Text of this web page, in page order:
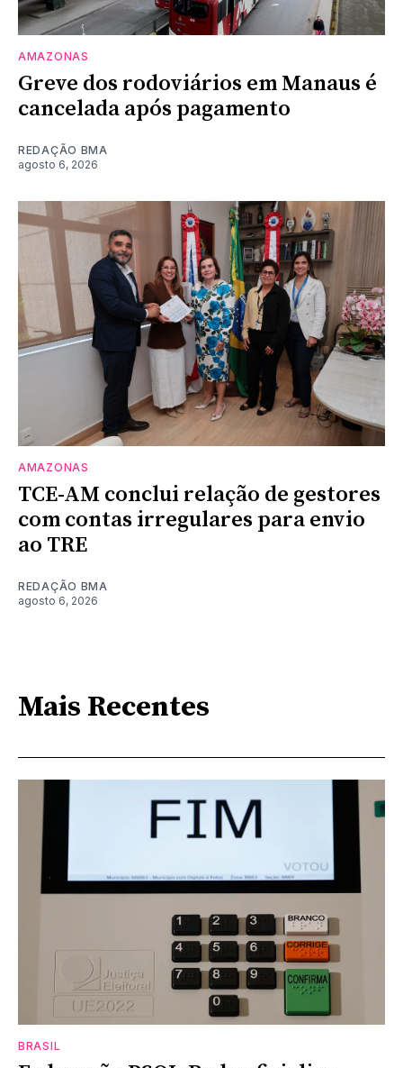
AMAZONAS
Greve dos rodoviários em Manaus é
cancelada após pagamento
REDAÇÃO BMA
agosto 6, 2026
AMAZONAS
TCE-AM conclui relação de gestores
com contas irregulares para envio
ao TRE
REDAÇÃO BMA
agosto 6, 2026
Mais Recentes
BRASIL